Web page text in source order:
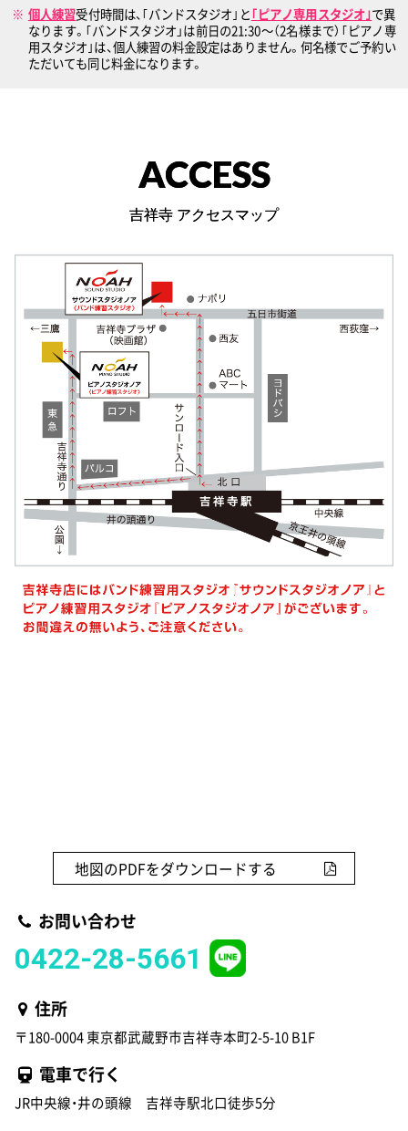
個人練習受付時間は、｢バンドスタジオ｣と ｢ピアノ専用スタジオ｣で異
なります。｢バンドスタジオ」は前日の21:30〜（2名様まで）｢ピアノ専
用スタジオ｣は、個人練習の料金設定はありません。何名様でご予約い
ただいても同じ料金になります。
ACCESS
吉祥寺 アクセスマップ
地図のPDFをダウンロードする
お問い合わせ
0422-28-5661
住所
〒180-0004 東京都武蔵野市吉祥寺本町2-5-10 B1F
電車で行く
JR中央線・井の頭線 吉祥寺駅北口徒歩5分